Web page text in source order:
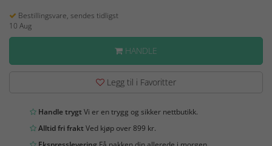
Bestillingsvare, sendes tidligst
10 Aug
HANDLE
Legg til i Favoritter
Handle trygtVi er en trygg og sikker nettbutikk.
Alltid fri fraktVed kjøp over 899 kr.